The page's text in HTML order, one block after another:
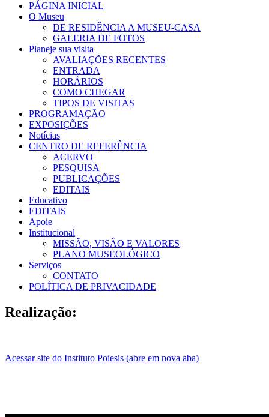
PÁGINA INICIAL
O Museu
DE RESIDÊNCIA A MUSEU-CASA
GALERIA DE FOTOS
Planeje sua visita
AVALIAÇÕES RECENTES
ENTRADA
HORÁRIOS
COMO CHEGAR
TIPOS DE VISITAS
PROGRAMAÇÃO
EXPOSIÇÕES
Notícias
CENTRO DE REFERÊNCIA
ACERVO
PESQUISA
PUBLICAÇÕES
EDITAIS
Educativo
EDITAIS
Apoie
Institucional
MISSÃO, VISÃO E VALORES
PLANO MUSEOLÓGICO
Serviços
CONTATO
POLÍTICA DE PRIVACIDADE
Realização:
Acessar site do Instituto Poiesis (abre em nova aba)